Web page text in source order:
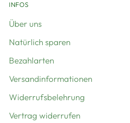
INFOS
Über uns
Natürlich sparen
Bezahlarten
Versandinformationen
Widerrufsbelehrung
Vertrag widerrufen